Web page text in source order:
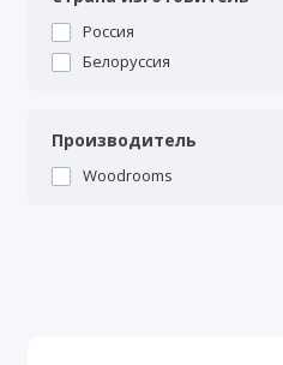
Россия
Белоруссия
Производитель
Woodrooms